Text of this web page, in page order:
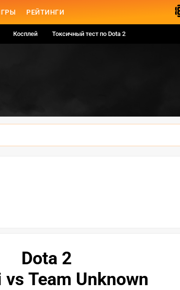
РЕЙТИНГИ
Косплей Токсичный тест по Dota 2
Dota 2
Team Unknown